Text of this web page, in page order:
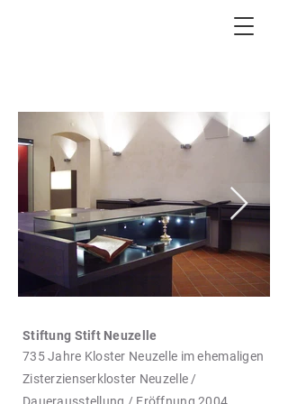
Stiftung Stift Neuzelle
735Jahre Kloster Neuzelle im ehemaligen
Zisterzienserkloster Neuzelle /